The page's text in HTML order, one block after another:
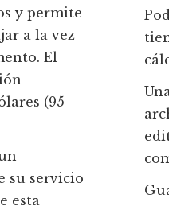
y permite
a la vez
El
(95
su servicio
esta